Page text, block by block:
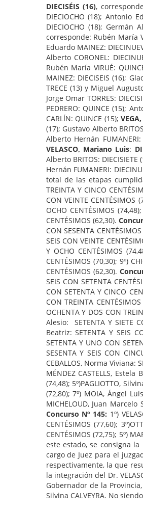
DIECISÉIS (16),
DIECIOCHO (18); Antonio
DIECIOCHO (18); Germán
corresponde: Rubén María
Eduardo MAINEZ:
Alberto CORONEL:
Rubén María VIRUÉ:
MAINEZ: DIECISEIS (16);
TRECE (13) y Miguel
Jorge Omar TORRES:
PEDRERO: QUINCE (15);
CARLÍN: QUINCE (15);
(17); Gustavo Alberto
Alberto Hernán FUMANERI:
VELASCO, Mariano Luis:
Alberto BRITOS:
Hernán FUMANERI:
total de las etapas
TREINTA Y CINCO
CON VEINTE CENTÉSIMOS
OCHO CENTÉSIMOS
CENTÉSIMOS (62,30).
CON SESENTA
SEIS CON VEINTE
Y OCHO CENTÉSIMOS
CENTÉSIMOS (70,30); 9º)
CENTÉSIMOS (62,30).
SEIS CON SETENTA
CON SETENTA Y CINCO
CON TREINTA
OCHENTA Y DOS CON
Alesio: SETENTA Y SIETE
Beatriz: SETENTA Y SEIS
SETENTA Y UNO CON
SESENTA Y SEIS CON
CEBALLOS, Norma Viviana:
MÉNDEZ CASTELLS, Estela
(74,48); 5º)PAGLIOTTO,
(72,80); 7º) MOIA, Ángel
MICHELOUD, Juan Marcelo
Concurso Nº 145: 1º)
CENTÉSIMOS (77,60);
CENTÉSIMOS (72,75); 5º)
este estado, se consigna
cargo de Juez para el
respectivamente, la que
la integración del Dr.
Gobernador de la
Silvina CALVEYRA. No